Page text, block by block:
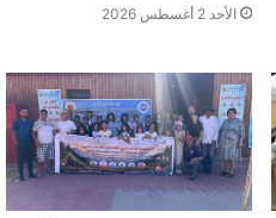
الأحد 2 أغسطس 2026